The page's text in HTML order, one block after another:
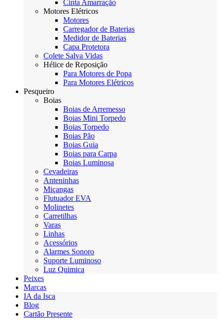
Cinta Amarração
Motores Elétricos
Motores
Carregador de Baterias
Medidor de Baterias
Capa Protetora
Colete Salva Vidas
Hélice de Reposição
Para Motores de Popa
Para Motores Elétricos
Pesqueiro
Boias
Boias de Arremesso
Boias Mini Torpedo
Boias Torpedo
Boias Pão
Boias Guia
Boias para Carpa
Boias Luminosa
Cevadeiras
Anteninhas
Miçangas
Flutuador EVA
Molinetes
Carretilhas
Varas
Linhas
Acessórios
Alarmes Sonoro
Suporte Luminoso
Luz Quimica
Peixes
Marcas
IA da Isca
Blog
Cartão Presente